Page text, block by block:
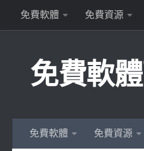
Skip to content
免費軟體 免費資源
免費軟
免費軟體 免費資源